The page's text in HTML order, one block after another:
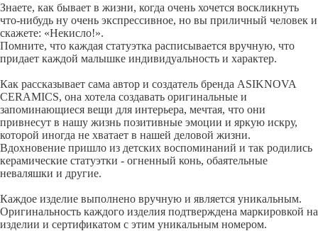
Знаете, как бывает в жизни, когда очень хочется воскликнуть
что-нибудь ну очень экспрессивное, но вы приличный человек и
скажете: «Некисло!».
Помните, что каждая статуэтка расписывается вручную, что
придает каждой малышке индивидуальность и характер.
Как рассказывает сама автор и создатель бренда ASIKNOVA
CERAMICS, она хотела создавать оригинальные и
запоминающиеся вещи для интерьера, мечтая, что они
привнесут в нашу жизнь позитивные эмоции и яркую искру,
которой иногда не хватает в нашей деловой жизни.
Вдохновение пришло из детских воспоминаний и так родились
керамические статуэтки - огненный конь, обаятельные
неваляшки и другие.
Каждое изделие выполнено вручную и является уникальным.
Оригинальность каждого изделия подтверждена маркировкой на
изделии и сертификатом с этим уникальным номером.